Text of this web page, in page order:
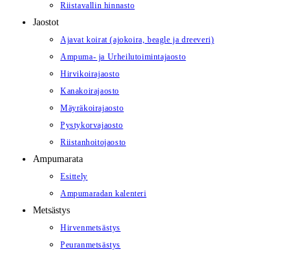
Riistavallin hinnasto
Jaostot
Ajavat koirat (ajokoira, beagle ja dreeveri)
Ampuma- ja Urheilutoimintajaosto
Hirvikoirajaosto
Kanakoirajaosto
Mäyräkoirajaosto
Pystykorvajaosto
Riistanhoitojaosto
Ampumarata
Esittely
Ampumaradan kalenteri
Metsästys
Hirvenmetsästys
Peuranmetsästys